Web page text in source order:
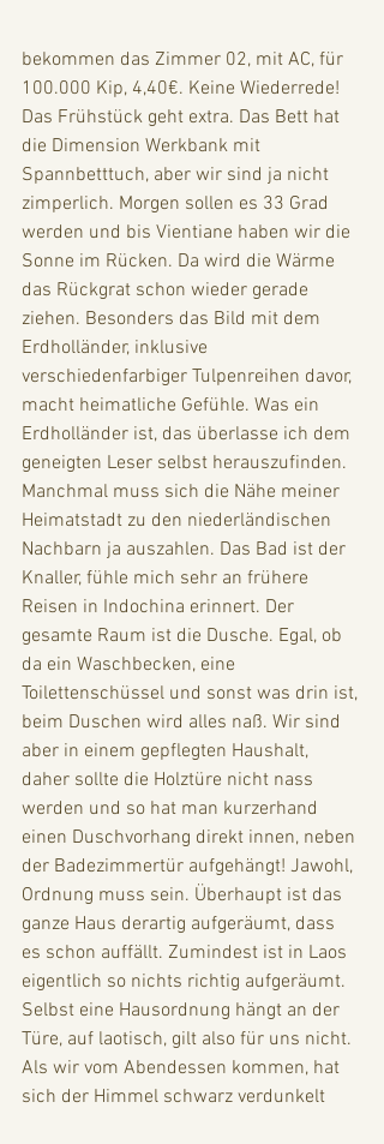
bekommen das Zimmer 02, mit AC, für
100.000 Kip, 4,40€. Keine Wiederrede!
Das Frühstück geht extra. Das Bett hat
die Dimension Werkbank mit
Spannbetttuch, aber wir sind ja nicht
zimperlich. Morgen sollen es 33 Grad
werden und bis Vientiane haben wir die
Sonne im Rücken. Da wird die Wärme
das Rückgrat schon wieder gerade
ziehen. Besonders das Bild mit dem
Erdholländer, inklusive
verschiedenfarbiger Tulpenreihen davor,
macht heimatliche Gefühle. Was ein
Erdholländer ist, das überlasse ich dem
geneigten Leser selbst herauszufinden.
Manchmal muss sich die Nähe meiner
Heimatstadt zu den niederländischen
Nachbarn ja auszahlen. Das Bad ist der
Knaller, fühle mich sehr an frühere
Reisen in Indochina erinnert. Der
gesamte Raum ist die Dusche. Egal, ob
da ein Waschbecken, eine
Toilettenschüssel und sonst was drin ist,
beim Duschen wird alles naß. Wir sind
aber in einem gepflegten Haushalt,
daher sollte die Holztüre nicht nass
werden und so hat man kurzerhand
einen Duschvorhang direkt innen, neben
der Badezimmertür aufgehängt! Jawohl,
Ordnung muss sein. Überhaupt ist das
ganze Haus derartig aufgeräumt, dass
es schon auffällt. Zumindest ist in Laos
eigentlich so nichts richtig aufgeräumt.
Selbst eine Hausordnung hängt an der
Türe, auf laotisch, gilt also für uns nicht.
Als wir vom Abendessen kommen, hat
sich der Himmel schwarz verdunkelt